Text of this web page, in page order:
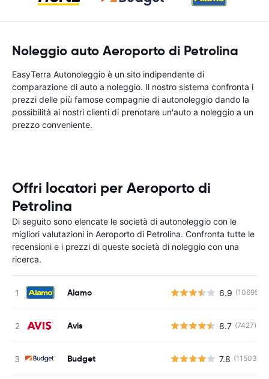
Noleggio auto Aeroporto di Petrolina
EasyTerra Autonoleggio è un sito indipendente di
comparazione di auto a noleggio. Il nostro sistema confronta i
prezzi delle più famose compagnie di autonoleggio dando la
possibilità ai nostri clienti di prenotare un'auto a noleggio a un
prezzo conveniente.
Offri locatori per Aeroporto di
Petrolina
Di seguito sono elencate le società di autonoleggio con le
migliori valutazioni in Aeroporto di Petrolina. Confronta tutte le
recensioni e i prezzi di queste società di noleggio con una
ricerca.
Alamo 6.9 (10695)
Avis 8.7 (7427)
Budget 7.8 (11503)